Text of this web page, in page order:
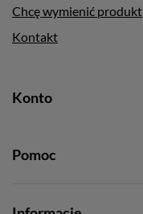
Chcę wymienić produkt
Kontakt
Konto
Pomoc